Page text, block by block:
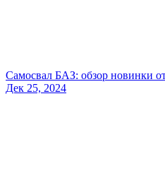
Самосвал БАЗ: обзор новинки
Дек 25, 2024